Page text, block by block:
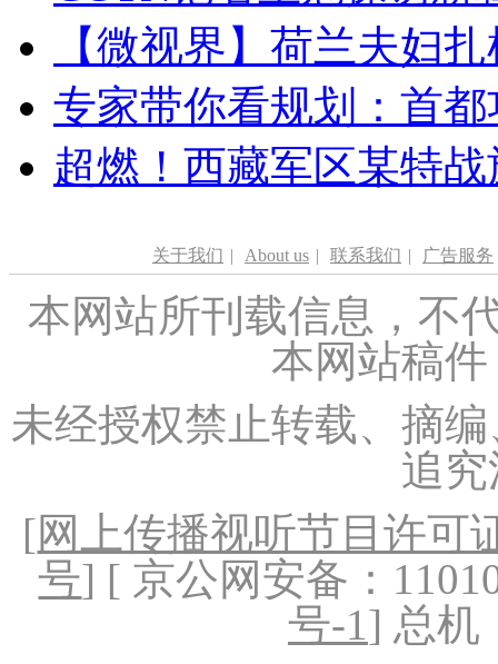
【微视界】荷兰夫妇
专家带你看规划：首
超燃！西藏军区某特
关于我们 | About us | 联系我们 | 广告服务
本网站所刊载信息，不
本网站稿
未经授权禁止转载、摘
追
[网上传播视听节目许可
号] [ 京公网安备：
号-1] 总机